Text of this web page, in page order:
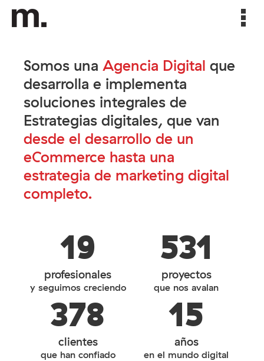
Agencia
Servicios
Trabajos
Contáctanos
Somos una Agencia Digital que
desarrolla e implementa
soluciones integrales de
Estrategias digitales, que van
desde el desarrollo de un
eCommerce hasta una
estrategia de marketing digital
completo.
19
profesionales
y seguimos creciendo
531
proyectos
que nos avalan
378
clientes
que han confiado
15
años
en el mundo digital